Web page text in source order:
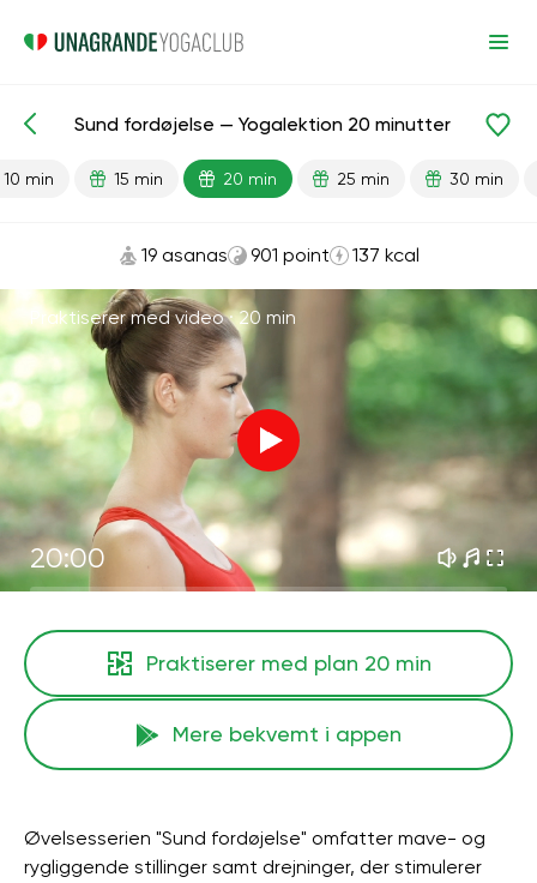
Færdiglavede lektioner Fordøjelse
Sund fordøjelse — Yogalektion 20 minutter
10 min 15 min 20 min 25 min 30 min
19 asanas 901 point 137 kcal
Praktiserer med video ·20 min
20:00
Praktiserer med plan 20 min
Mere bekvemt i appen
Øvelsesserien "Sund fordøjelse" omfatter mave- og
rygliggende stillinger samt drejninger, der stimulerer